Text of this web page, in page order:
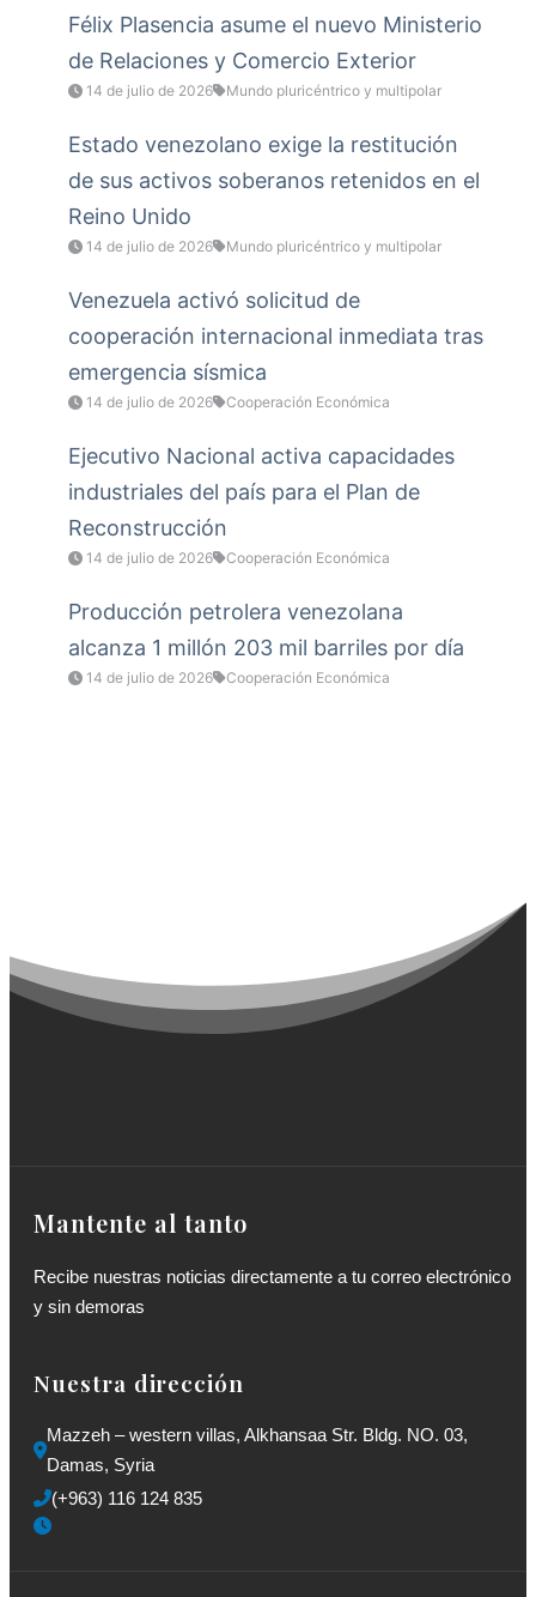
Félix Plasencia asume el nuevo Ministerio
de Relaciones y Comercio Exterior
14 de julio de 2026 Mundo pluricéntrico y multipolar
Estado venezolano exige la restitución
de sus activos soberanos retenidos en el
Reino Unido
14 de julio de 2026 Mundo pluricéntrico y multipolar
Venezuela activó solicitud de
cooperación internacional inmediata tras
emergencia sísmica
14 de julio de 2026 Cooperación Económica
Ejecutivo Nacional activa capacidades
industriales del país para el Plan de
Reconstrucción
14 de julio de 2026 Cooperación Económica
Producción petrolera venezolana
alcanza 1 millón 203 mil barriles por día
14 de julio de 2026 Cooperación Económica
Mantente al tanto
Recibe nuestras noticias directamente a tu correo electrónico
y sin demoras
Nuestra dirección
Mazzeh – western villas, Alkhansaa Str. Bldg. NO. 03,
Damas, Syria
(+963) 116 124 835